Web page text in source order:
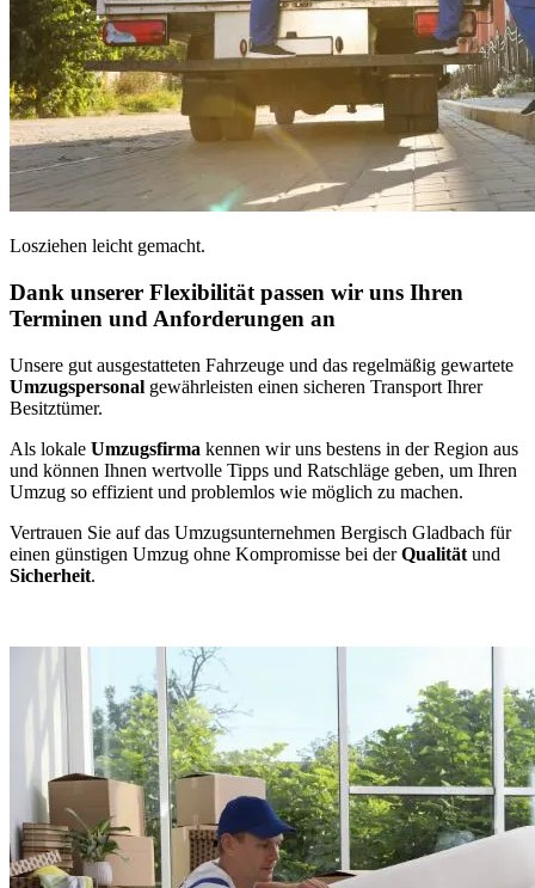
Losziehen leicht gemacht.
Dank unserer Flexibilität passen wir uns Ihren
Terminen und Anforderungen an
Unsere gut ausgestatteten Fahrzeuge und das regelmäßig gewartete
Umzugspersonal gewährleisten einen sicheren Transport Ihrer
Besitztümer.
Als lokale Umzugsfirma kennen wir uns bestens in der Region aus
und können Ihnen wertvolle Tipps und Ratschläge geben, um Ihren
Umzug so effizient und problemlos wie möglich zu machen.
Vertrauen Sie auf das Umzugsunternehmen Bergisch Gladbach für
einen günstigen Umzug ohne Kompromisse bei derQualität und
Sicherheit.